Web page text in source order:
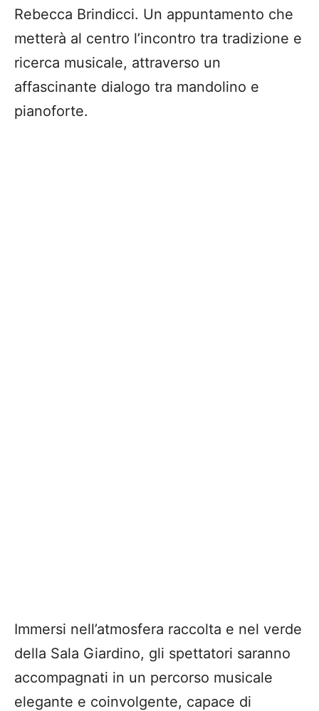
Rebecca Brindicci. Un appuntamento che
metterà al centro l’incontro tra tradizione e
ricerca musicale, attraverso un
affascinante dialogo tra mandolino e
pianoforte.
Immersi nell’atmosfera raccolta e nel verde
della Sala Giardino, gli spettatori saranno
accompagnati in un percorso musicale
elegante e coinvolgente, capace di